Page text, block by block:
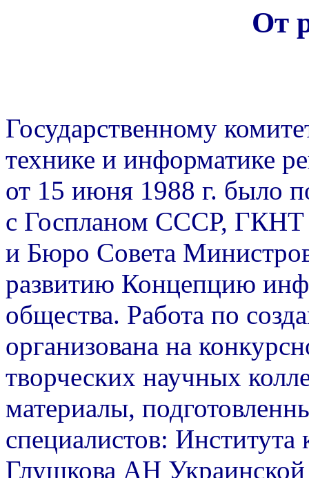
От
Государственному
технике и
от 15 июня 1988 г. было
с Госпланом СССР,
и Бюро Совета
развитию Концепцию
общества. Работа по
организована на
творческих научных
материалы,
специалистов:
Глушкова АН